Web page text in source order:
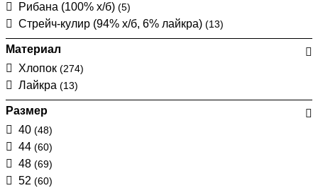
Рибана (100% х/б) (5)
Стрейч-кулир (94% х/б, 6% лайкра) (13)
Материал
Хлопок (274)
Лайкра (13)
Размер
40 (48)
44 (60)
48 (69)
52 (60)